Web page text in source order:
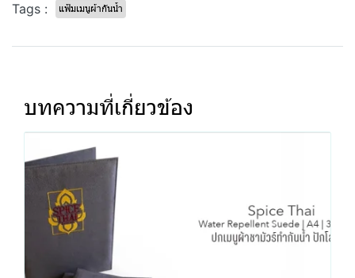
Tags : แฟ้มเมนูผ้ากันน้ำ
บทความที่เกี่ยวข้อง